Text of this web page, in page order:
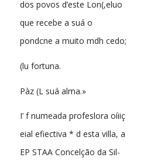
dos povos d’este Lon(,eluo
que recebe a suá o
pondcne a muito mdh cedo;
(lu fortuna.
Pàz (L suá alma.»
I’ f numeada profeslora oíiiç
eial efiectiva * d esta villa, a
EP STAA Concelção da Sil-